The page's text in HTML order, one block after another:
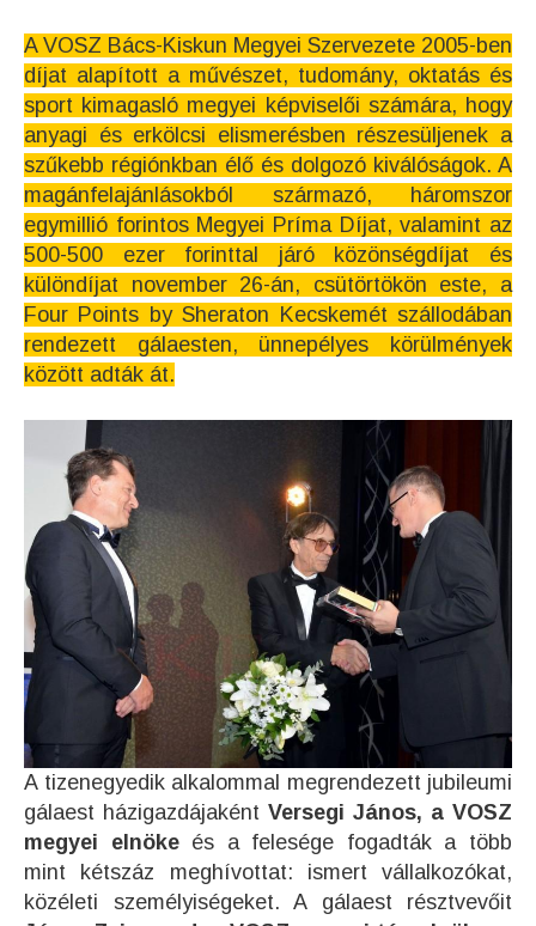
A VOSZ Bács-Kiskun Megyei Szervezete 2005-ben
díjat alapított a művészet, tudomány, oktatás és
sport kimagasló megyei képviselői számára, hogy
anyagi és erkölcsi elismerésben részesüljenek a
szűkebb régiónkban élő és dolgozó kiválóságok. A
magánfelajánlásokból származó, háromszor
egymillió forintos Megyei Príma Díjat, valamint az
500-500 ezer forinttal járó közönségdíjat és
különdíjat november 26-án, csütörtökön este, a
Four Points by Sheraton Kecskemét szállodában
rendezett gálaesten, ünnepélyes körülmények
között adták át.
A tizenegyedik alkalommal megrendezett jubileumi
gálaest házigazdájaként Versegi János, a VOSZ
megyei elnökeés a felesége fogadták a több
mint kétszáz meghívottat: ismert vállalkozókat,
közéleti személyiségeket. A gálaest résztvevőit